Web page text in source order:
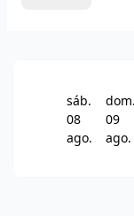
sáb.
08
ago.
dom.
09
ago.